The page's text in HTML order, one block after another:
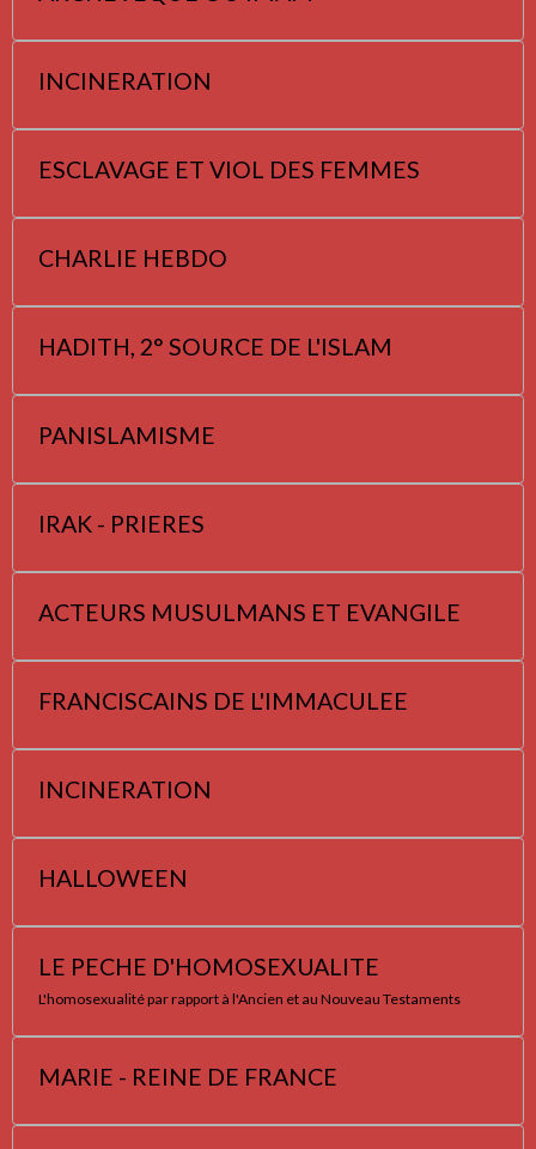
INCINERATION
ESCLAVAGE ET VIOL DES FEMMES
CHARLIE HEBDO
HADITH, 2° SOURCE DE L'ISLAM
PANISLAMISME
IRAK - PRIERES
ACTEURS MUSULMANS ET EVANGILE
FRANCISCAINS DE L'IMMACULEE
INCINERATION
HALLOWEEN
LE PECHE D'HOMOSEXUALITE
L'homosexualité par rapport à l'Ancien et au Nouveau Testaments
MARIE - REINE DE FRANCE